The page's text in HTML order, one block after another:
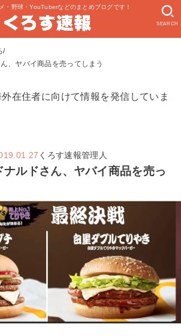
・野球・YouTuberなどのまとめブログです！
SEARCH
、ヤバイ商品を売ってしまう
在住者に向けて情報を発信していま
くろす速報管理人
ナルドさん、ヤバイ商品を売っ